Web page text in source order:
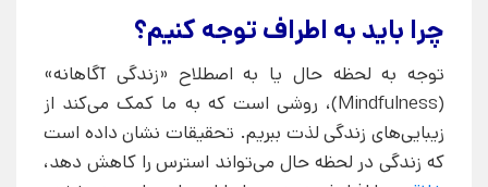
چرا باید به اطراف توجه کنیم؟
توجه به لحظه حال یا به اصطلاح «زندگی آگاهانه»
(Mindfulness)، روشی است که به ما کمک می‌کند از
زیبایی‌های زندگی لذت ببریم. تحقیقات نشان داده است
که زندگی در لحظه حال می‌تواند استرس را کاهش دهد،